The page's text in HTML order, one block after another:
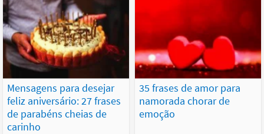
Mensagens para desejar
feliz aniversário: 27 frases
de parabéns cheias de
carinho
35 frases de amor para
namorada chorar de
emoção